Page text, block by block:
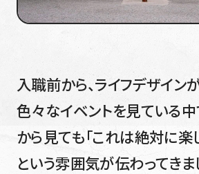
入職前から、ライフデザイン
色々なイベントを見ている
から見ても「これは絶対に楽
という雰囲気が伝わってきま